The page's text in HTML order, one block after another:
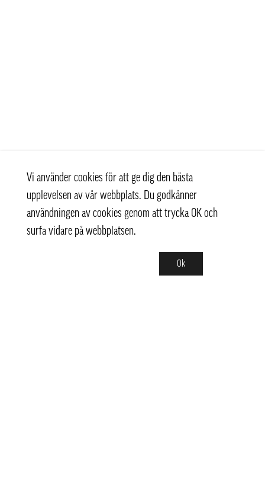
Vi använder cookies för att ge dig den bästa
upplevelsen av vår webbplats. Du godkänner
användningen av cookies genom att trycka OK och
surfa vidare på webbplatsen.
Ok